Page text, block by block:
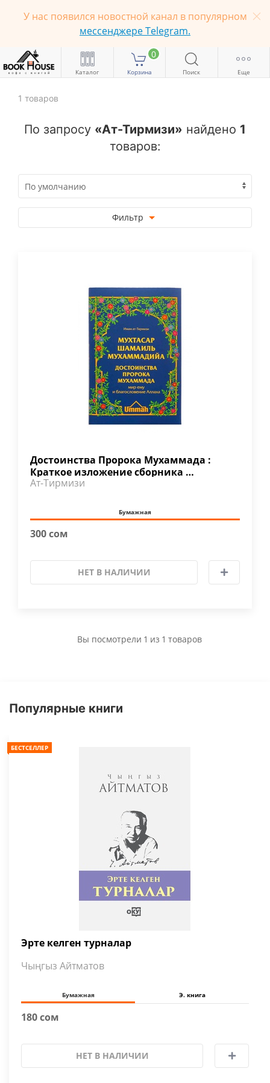
У нас появился новостной канал в популярном
мессенджере Telegram.
Каталог
0
Корзина Поиск Еще
1 товаров
По запросу «Ат-Тирмизи» найдено 1
товаров:
Фильтр
Достоинства Пророка Мухаммада :
Краткое изложение сборника …
Ат-Тирмизи
Бумажная
300 сом
НЕТ В НАЛИЧИИ
Вы посмотрели 1 из 1 товаров
Популярные книги
БЕСТСЕЛЛЕР
Эрте келген турналар
Чыңгыз Айтматов
Бумажная Э. книга
180 сом
НЕТ В НАЛИЧИИ